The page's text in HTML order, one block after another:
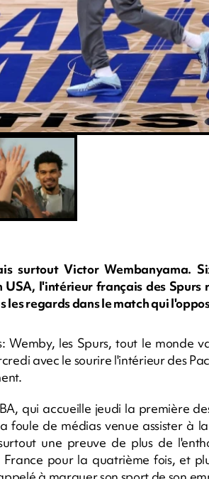
surtout Victor Wembanyama.
USA, l'intérieur français des Spurs
les regards dans le match qui
Wemby, les Spurs, tout le monde
avec le sourire l'intérieur des
qui accueille jeudi la première
foule de médias venue assister à
une preuve de plus de
pour la quatrième fois, et